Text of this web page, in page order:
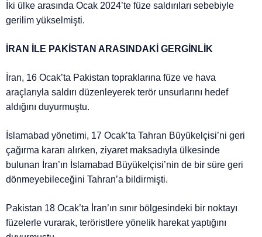
İki ülke arasında Ocak 2024’te füze saldırıları sebebiyle
gerilim yükselmişti.
İRAN İLE PAKİSTAN ARASINDAKİ GERGİNLİK
İran, 16 Ocak’ta Pakistan topraklarına füze ve hava
araçlarıyla saldırı düzenleyerek terör unsurlarını hedef
aldığını duyurmuştu.
İslamabad yönetimi, 17 Ocak’ta Tahran Büyükelçisi’ni geri
çağırma kararı alırken, ziyaret maksadıyla ülkesinde
bulunan İran’ın İslamabad Büyükelçisi’nin de bir süre geri
dönmeyebileceğini Tahran’a bildirmişti.
Pakistan 18 Ocak’ta İran’ın sınır bölgesindeki bir noktayı
füzelerle vurarak, teröristlere yönelik harekat yaptığını